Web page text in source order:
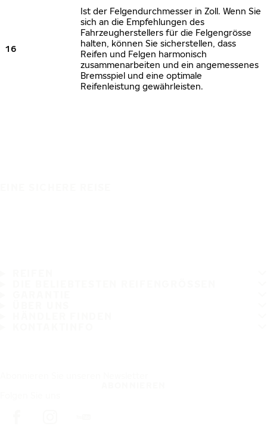
16
Ist der Felgendurchmesser in Zoll. Wenn Sie
sich an die Empfehlungen des
Fahrzeugherstellers für die Felgengrösse
halten, können Sie sicherstellen, dass
Reifen und Felgen harmonisch
zusammenarbeiten und ein angemessenes
Bremsspiel und eine optimale
Reifenleistung gewährleisten.